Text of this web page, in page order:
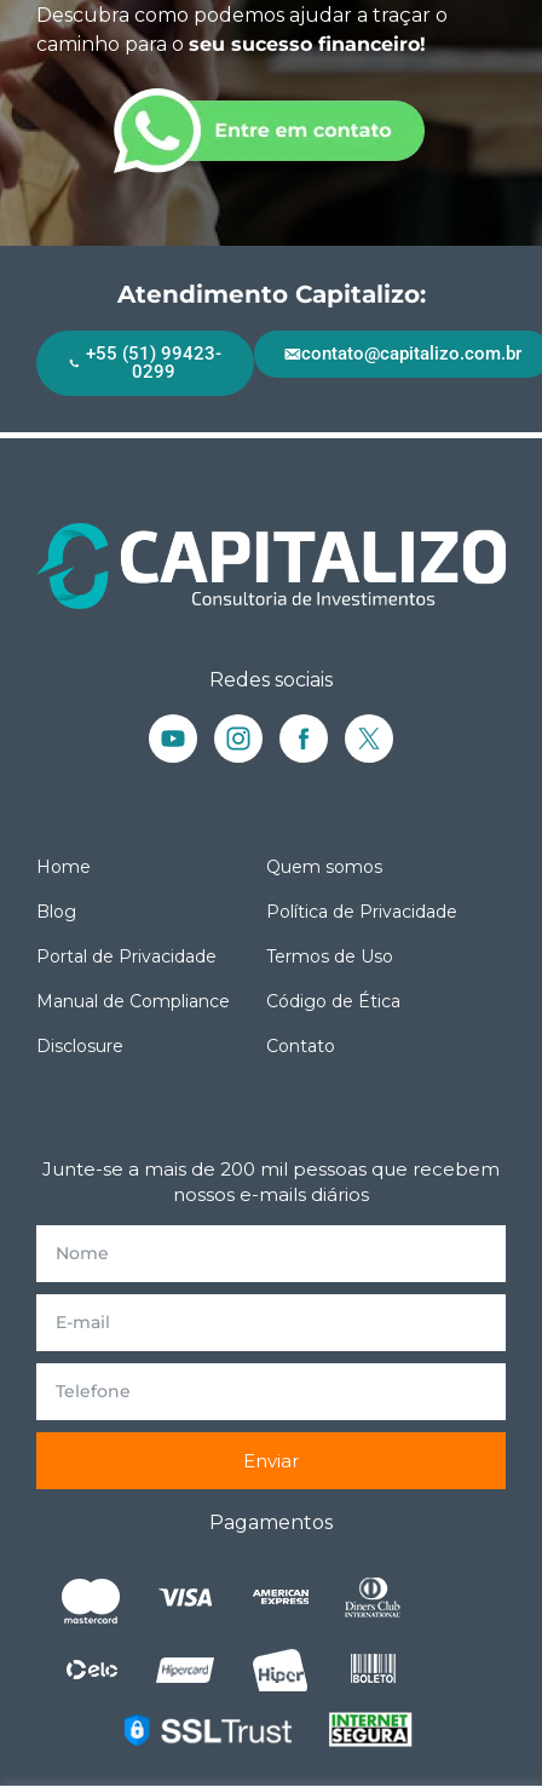
Descubra como podemos ajudar a traçar o
caminho para o seu sucesso financeiro!
Atendimento Capitalizo:
+55 (51) 99423-
0299
contato@capitalizo.com.br
Redes sociais
Home Quem somos
Blog Política de Privacidade
Portal de Privacidade Termos de Uso
Manual de Compliance Código de Ética
Disclosure Contato
Junte-se a mais de 200 mil pessoas que recebem
nossos e-mails diários
Enviar
Pagamentos